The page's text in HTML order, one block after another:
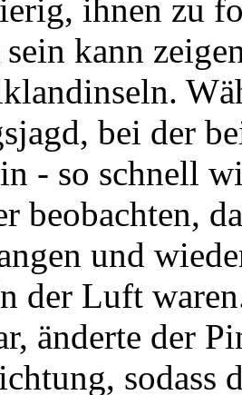
ihnen zu
kann
bei der
- so schnell
beobachten,
und
der Luft
änderte der
sodass